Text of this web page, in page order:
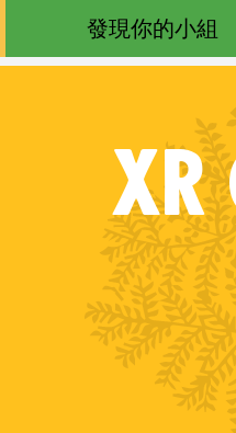
發現你的小組
XR